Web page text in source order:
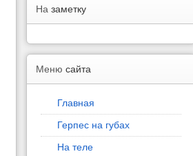
На заметку
Меню сайта
Главная
Герпес на губах
На теле